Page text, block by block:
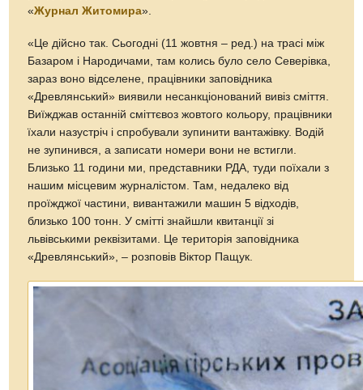
«Журнал Житомира».
«Це дійсно так. Сьогодні (11 жовтня – ред.) на трасі між
Базаром і Народичами, там колись було село Северівка,
зараз воно відселене, працівники заповідника
«Древлянський» виявили несанкціонований вивіз сміття.
Виїжджав останній сміттєвоз жовтого кольору, працівники
їхали назустріч і спробували зупинити вантажівку. Водій
не зупинився, а записати номери вони не встигли.
Близько 11 години ми, представники РДА, туди поїхали з
нашим місцевим журналістом. Там, недалеко від
проїжджої частини, вивантажили машин 5 відходів,
близько 100 тонн. У смітті знайшли квитанції зі
львівськими реквізитами. Це територія заповідника
«Древлянський», – розповів Віктор Пащук.